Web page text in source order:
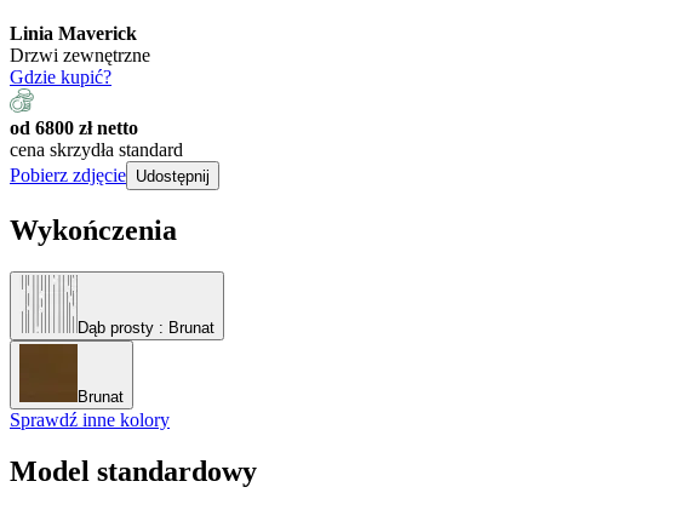
Linia Maverick
Drzwi zewnętrzne
Gdzie kupić?
od 6800 zł netto
cena skrzydła standard
Pobierz zdjęcie Udostępnij
Wykończenia
Dąb prosty : Brunat
Brunat
Sprawdź inne kolory
Model standardowy